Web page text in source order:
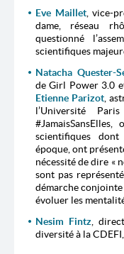
Eve Maillet, vice-
dame, réseau
questionné
scientifiques
Natacha Quester-
de Girl Power 3.0
Etienne Parizot,
l’Université
scientifiques
époque, ont
nécessité de dire «
sont pas
démarche
évoluer les
Nesim Fintz ,
diversité à la